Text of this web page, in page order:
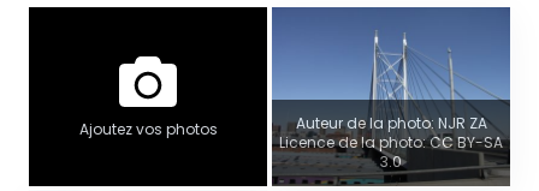
Ajoutez vos photos
Auteur de la photo: NJR ZA
Licence de la photo: CC BY-SA
3.0